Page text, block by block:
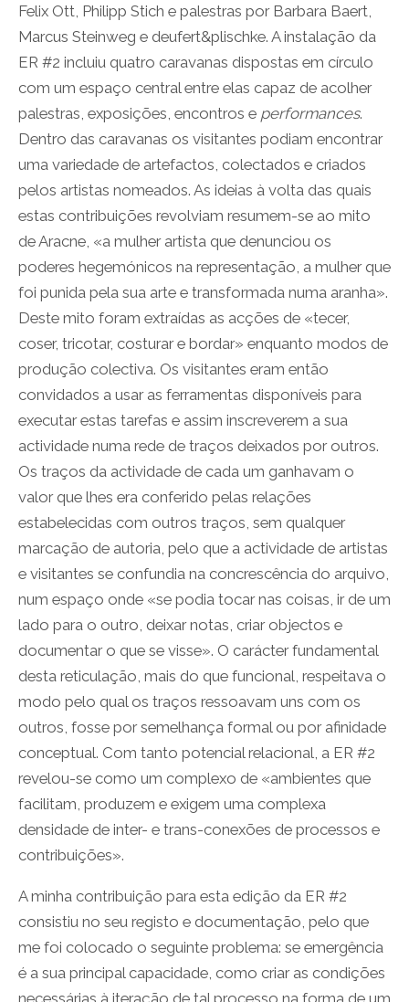
Felix Ott, Philipp Stich e palestras por Barbara Baert,
Marcus Steinweg e deufert&plischke. A instalação da
ER #2 incluiu quatro caravanas dispostas em círculo
com um espaço central entre elas capaz de acolher
palestras, exposições, encontros e performances.
Dentro das caravanas os visitantes podiam encontrar
uma variedade de artefactos, colectados e criados
pelos artistas nomeados. As ideias à volta das quais
estas contribuições revolviam resumem-se ao mito
de Aracne, «a mulher artista que denunciou os
poderes hegemónicos na representação, a mulher que
foi punida pela sua arte e transformada numa aranha».
Deste mito foram extraídas as acções de «tecer,
coser, tricotar, costurar e bordar» enquanto modos de
produção colectiva. Os visitantes eram então
convidados a usar as ferramentas disponíveis para
executar estas tarefas e assim inscreverem a sua
actividade numa rede de traços deixados por outros.
Os traços da actividade de cada um ganhavam o
valor que lhes era conferido pelas relações
estabelecidas com outros traços, sem qualquer
marcação de autoria, pelo que a actividade de artistas
e visitantes se confundia na concrescência do arquivo,
num espaço onde «se podia tocar nas coisas, ir de um
lado para o outro, deixar notas, criar objectos e
documentar o que se visse». O carácter fundamental
desta reticulação, mais do que funcional, respeitava o
modo pelo qual os traços ressoavam uns com os
outros, fosse por semelhança formal ou por afinidade
conceptual. Com tanto potencial relacional, a ER #2
revelou-se como um complexo de «ambientes que
facilitam, produzem e exigem uma complexa
densidade de inter- e trans-conexões de processos e
contribuições».
A minha contribuição para esta edição da ER #2
consistiu no seu registo e documentação, pelo que
me foi colocado o seguinte problema: se emergência
é a sua principal capacidade, como criar as condições
necessárias à iteração de tal processo na forma de um